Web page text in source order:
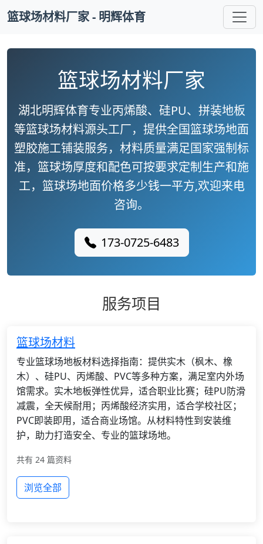
篮球场材料厂家 - 明辉体育
篮球场材料厂家
湖北明辉体育专业丙烯酸、硅PU、拼装地板
等篮球场材料源头工厂，提供全国篮球场地面
塑胶施工铺装服务，材料质量满足国家强制标
准，篮球场厚度和配色可按要求定制生产和施
工，篮球场地面价格多少钱一平方,欢迎来电
咨询。
173-0725-6483
服务项目
篮球场材料
专业篮球场地板材料选择指南：提供实木（枫木、橡
木）、硅PU、丙烯酸、PVC等多种方案，满足室内外场
馆需求。实木地板弹性优异，适合职业比赛；硅PU防滑
减震，全天候耐用；丙烯酸经济实用，适合学校社区；
PVC即装即用，适合商业场馆。从材料特性到安装维
护，助力打造安全、专业的篮球场地。
共有 24 篇资料
浏览全部